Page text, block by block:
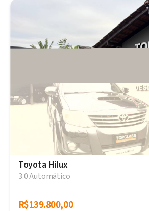
Toyota Hilux
3.0 Automático
R$139.800,00
R$139.800,00